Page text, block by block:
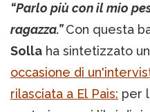
“Parlo più con il mio
ragazza.”Con questa
Solla ha sintetizzato
occasione di
rilasciata a El Paìs: per